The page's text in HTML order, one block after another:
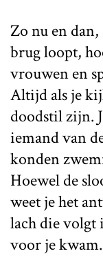
Zo nu en dan,
brug loopt,
vrouwen en
Altijd als je
doodstil zijn.
iemand van
konden
Hoewel de
weet je het
lach die volgt
voor je kwam.